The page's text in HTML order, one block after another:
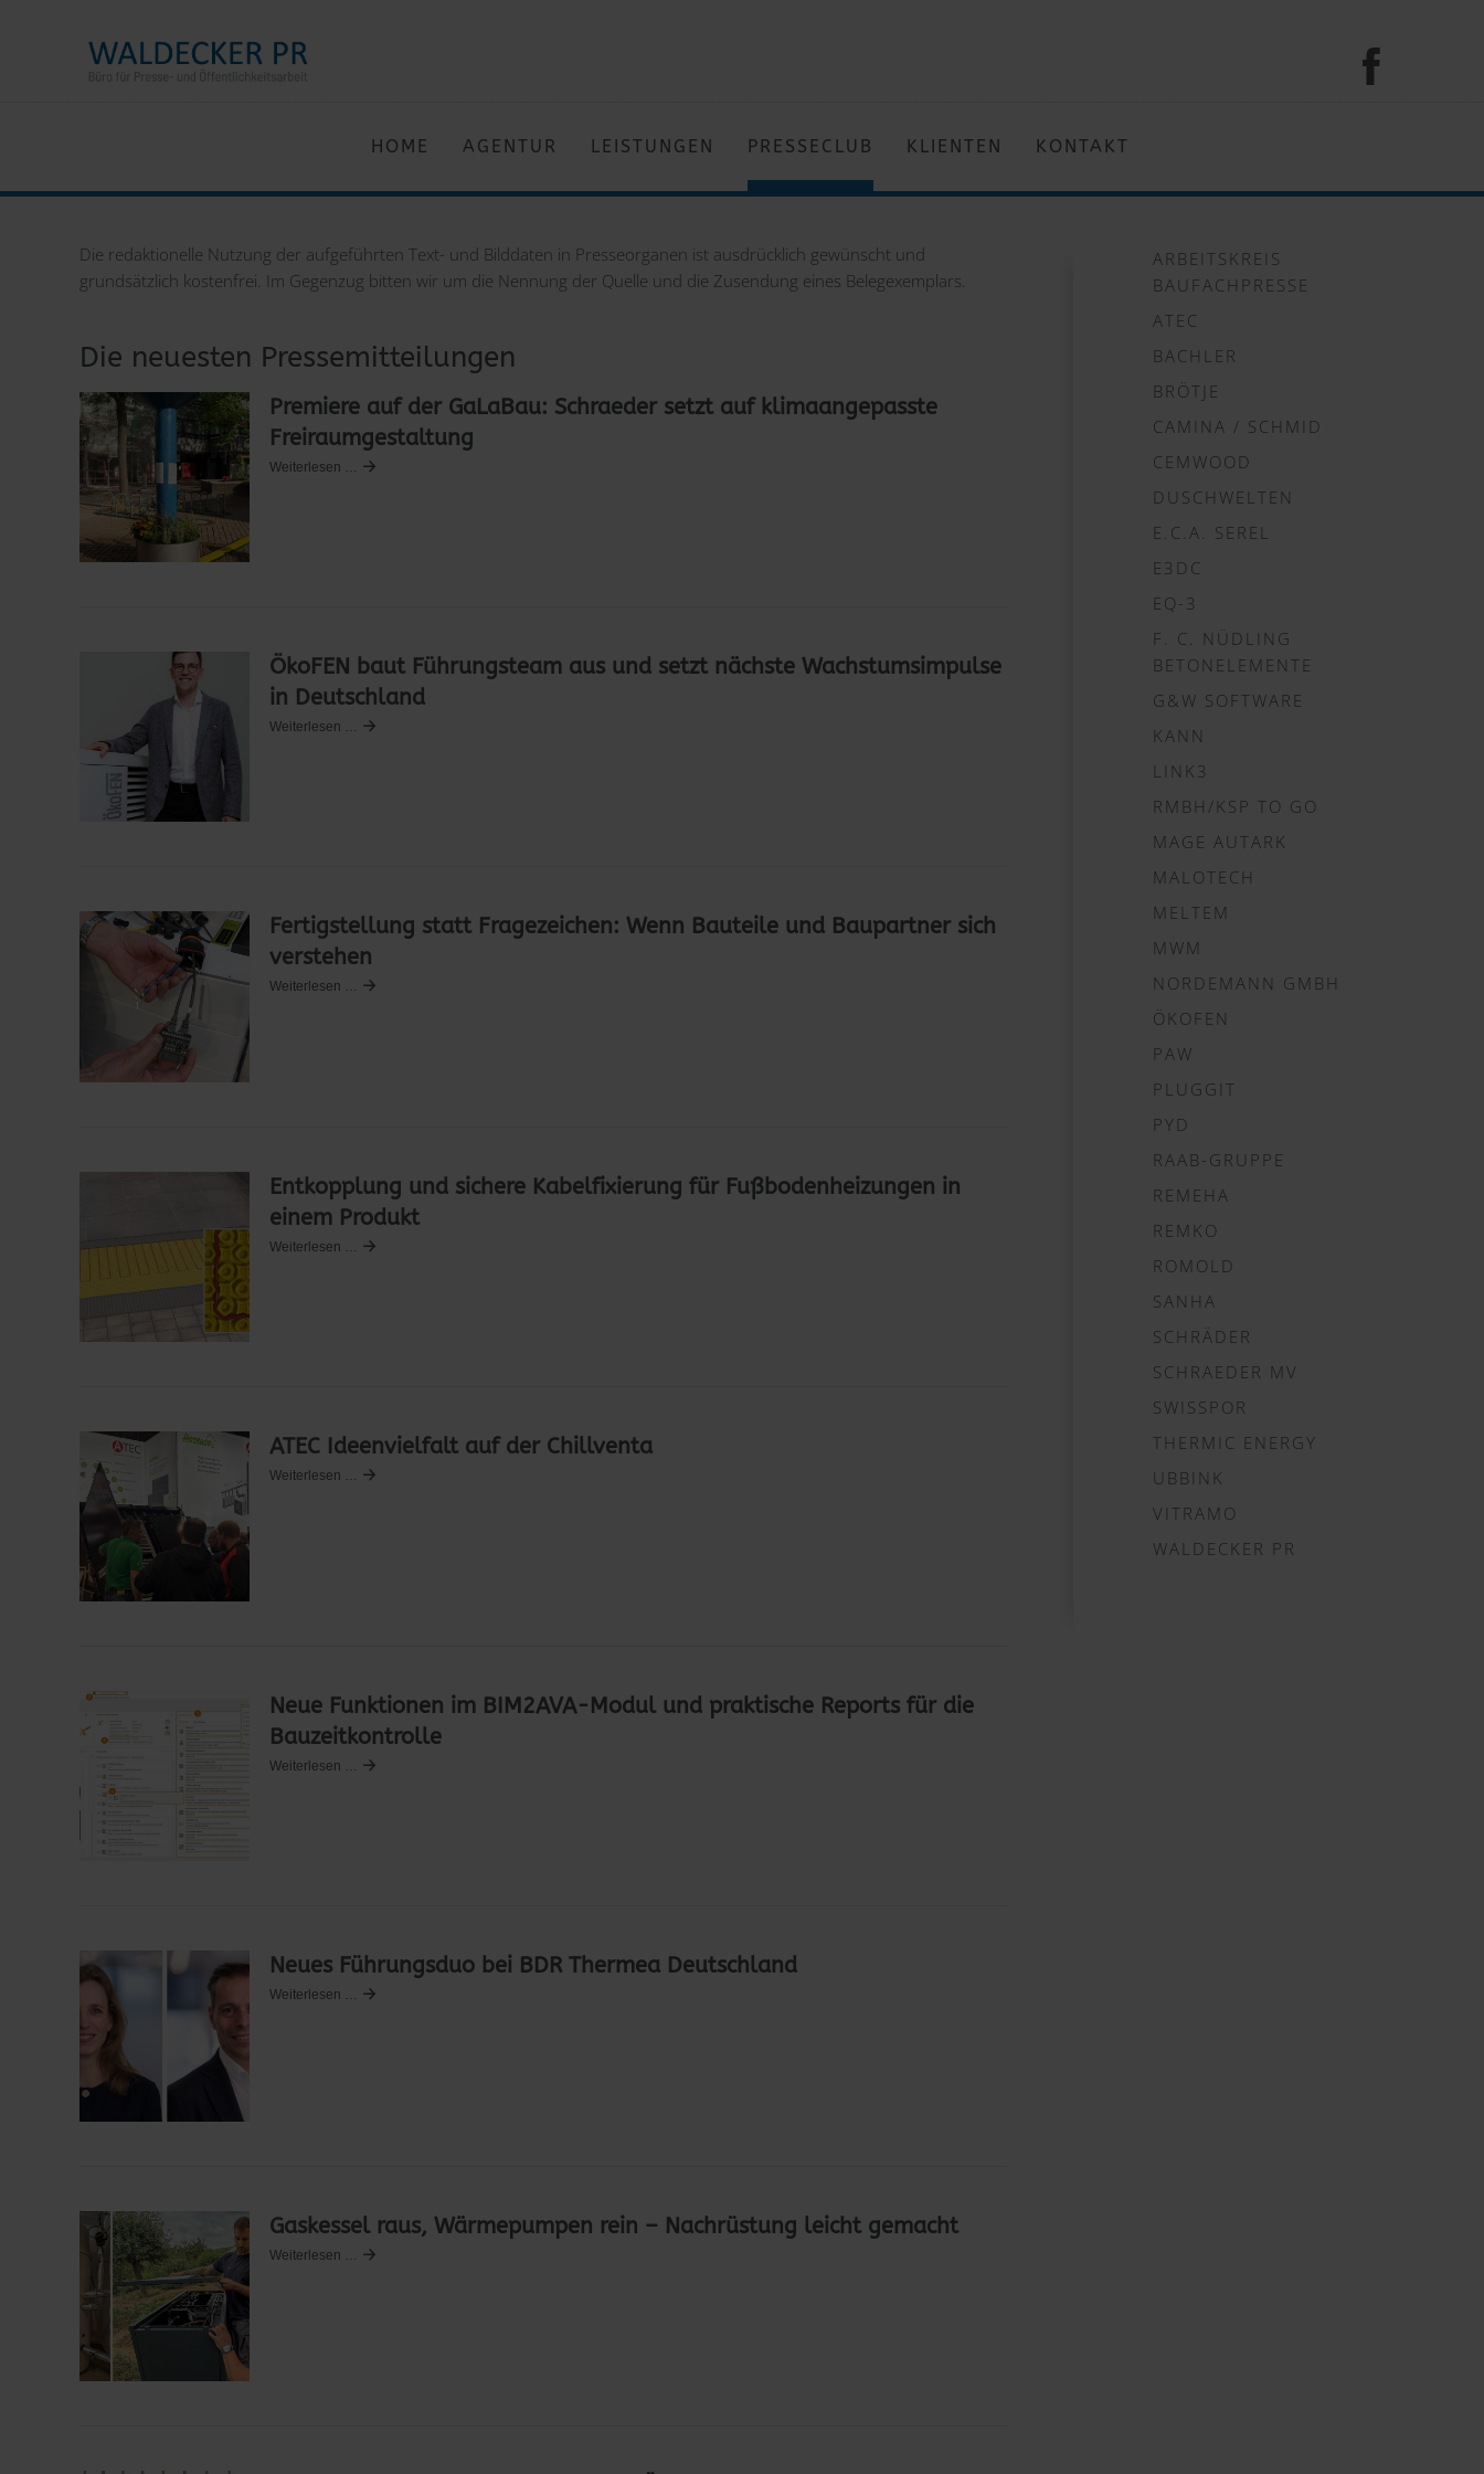
HOME AGENTUR LEISTUNGEN PRESSECLUB KLIENTEN KONTAKT
Die redaktionelle Nutzung der aufgeführten Text- und Bilddaten in Presseorganen ist ausdrücklich gewünscht und
grundsätzlich kostenfrei. Im Gegenzug bitten wir um die Nennung der Quelle und die Zusendung eines Belegexemplars.
Die neuesten Pressemitteilungen
Premiere auf der GaLaBau: Schraeder setzt auf klimaangepasste
Freiraumgestaltung
Weiterlesen …
ÖkoFEN baut Führungsteam aus und setzt nächste Wachstumsimpulse
in Deutschland
Weiterlesen …
Fertigstellung statt Fragezeichen: Wenn Bauteile und Baupartner sich
verstehen
Weiterlesen …
Entkopplung und sichere Kabelfixierung für Fußbodenheizungen in
einem Produkt
Weiterlesen …
ATEC Ideenvielfalt auf der Chillventa
Weiterlesen …
Neue Funktionen im BIM2AVA-Modul und praktische Reports für die
Bauzeitkontrolle
Weiterlesen …
Neues Führungsduo bei BDR Thermea Deutschland
Weiterlesen …
Gaskessel raus, Wärmepumpen rein – Nachrüstung leicht gemacht
Weiterlesen …
ARBEITSKREIS
BAUFACHPRESSE
ATEC
BACHLER
BRÖTJE
CAMINA / SCHMID
CEMWOOD
DUSCHWELTEN
E.C.A. SEREL
E3DC
EQ-3
F. C. NÜDLING
BETONELEMENTE
G&W SOFTWARE
KANN
LINK3
RMBH/KSP TO GO
MAGE AUTARK
MALOTECH
MELTEM
MWM
NORDEMANN GMBH
ÖKOFEN
PAW
PLUGGIT
PYD
RAAB-GRUPPE
REMEHA
REMKO
ROMOLD
SANHA
SCHRÄDER
SCHRAEDER MV
SWISSPOR
THERMIC ENERGY
UBBINK
VITRAMO
WALDECKER PR